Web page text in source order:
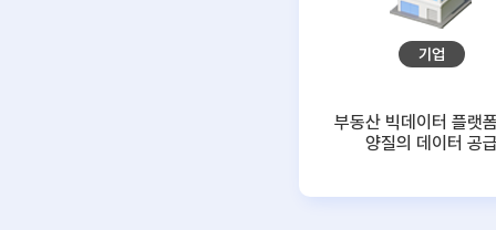
기업
부동산 빅데이터 플랫
양질의 데이터 공